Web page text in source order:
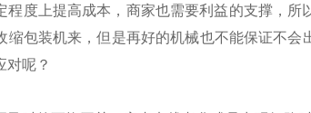
程度上提高成本，商家也需要利益的支撑，
缩包装机来，但是再好的机械也不能保证不
对呢？